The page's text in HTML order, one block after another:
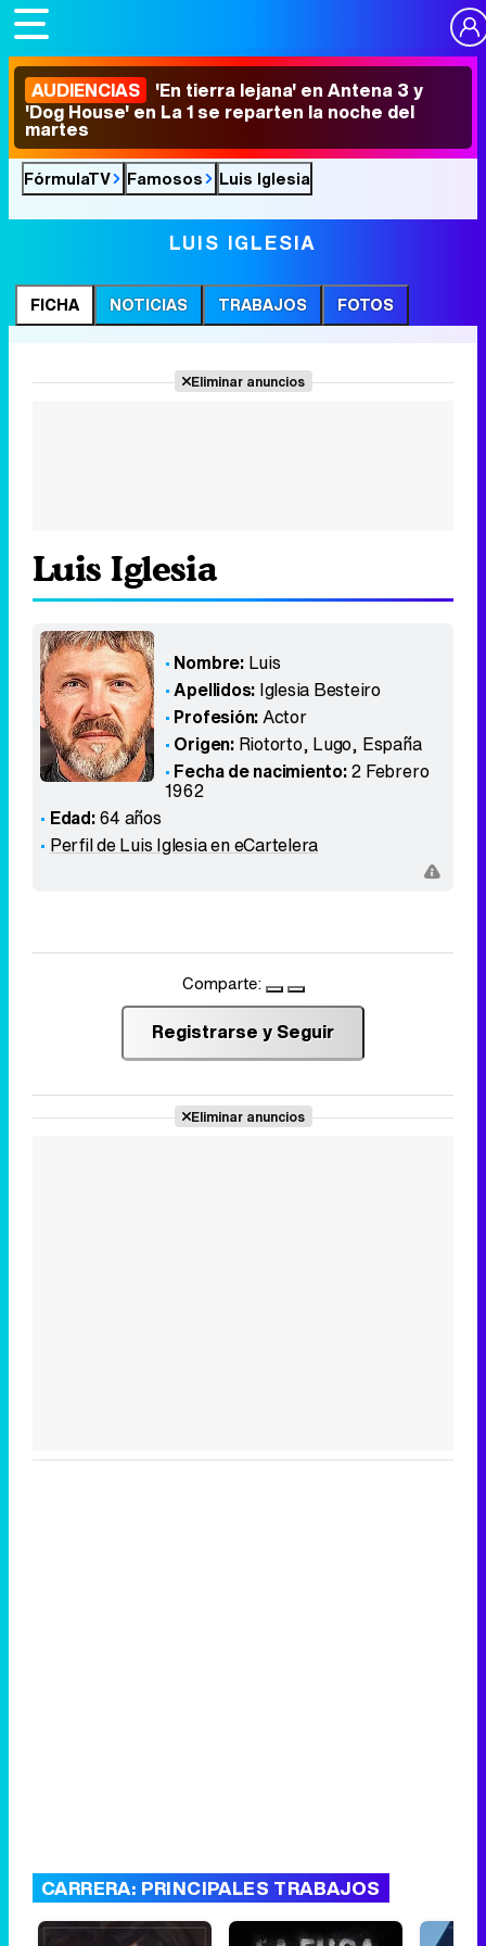
AUDIENCIAS 'En tierra lejana' en Antena 3 y
'Dog House' en La 1 se reparten la noche del
martes
FórmulaTV Famosos Luis Iglesia
LUIS IGLESIA
FICHA NOTICIAS TRABAJOS FOTOS
Eliminar anuncios
Luis Iglesia
Nombre: Luis
Apellidos: Iglesia Besteiro
Profesión:Actor
Origen: Riotorto, Lugo, España
Fecha de nacimiento:2 Febrero
1962
Edad:64 años
Perfil de Luis Iglesia en eCartelera
Comparte:
Registrarse y Seguir
Eliminar anuncios
CARRERA: PRINCIPALES TRABAJOS